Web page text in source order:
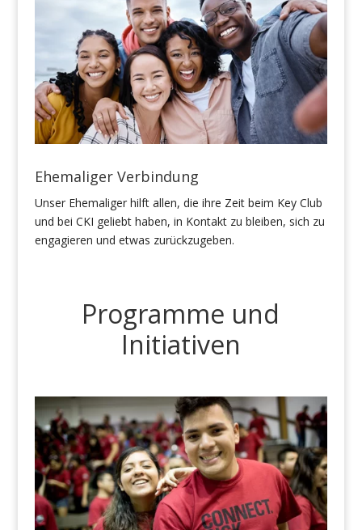
Ehemaliger Verbindung
Unser Ehemaliger hilft allen, die ihre Zeit beim Key Club
und bei CKI geliebt haben, in Kontakt zu bleiben, sich zu
engagieren und etwas zurückzugeben.
Programme und
Initiativen